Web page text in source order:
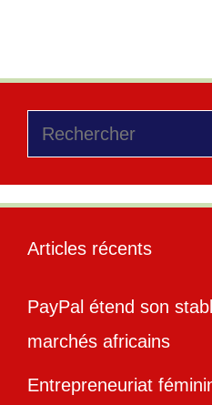
Rechercher
Articles récents
PayPal étend son
marchés africains
Entrepreneuriat